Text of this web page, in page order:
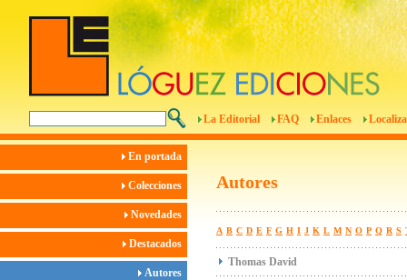
La Editorial FAQ Enlaces
En portada
Colecciones
Novedades
Destacados
Autores
Autores
A B C D E F G H I J K L M N O P Q R S
Thomas David